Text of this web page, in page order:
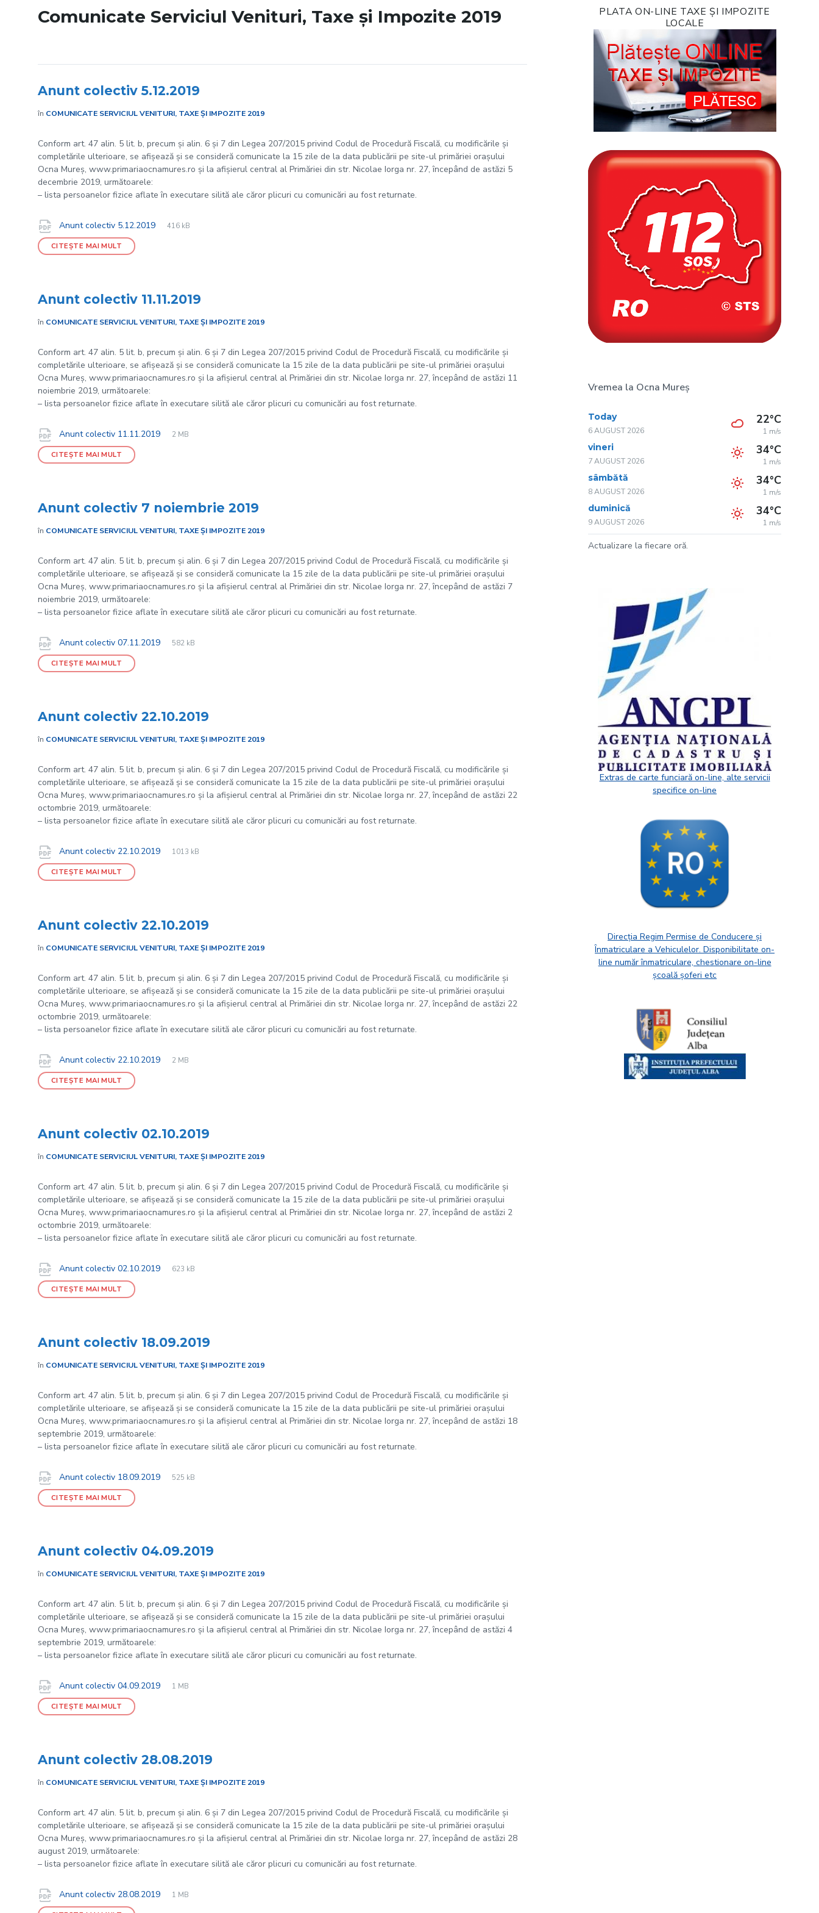
Comunicate Serviciul Venituri, Taxe și Impozite 2019
Anunt colectiv 5.12.2019
în COMUNICATE SERVICIUL VENITURI, TAXE ȘI IMPOZITE 2019
Conform art. 47 alin. 5 lit. b, precum și alin. 6 și 7 din Legea 207/2015 privind Codul de Procedură Fiscală, cu modificările și
completările ulterioare, se afișează și se consideră comunicate la 15 zile de la data publicării pe site-ul primăriei orașului
Ocna Mureș, www.primariaocnamures.ro și la afișierul central al Primăriei din str. Nicolae Iorga nr. 27, începând de astăzi 5
decembrie 2019, următoarele:
– lista persoanelor fizice aflate în executare silită ale căror plicuri cu comunicări au fost returnate.
Documente
Anunt colectiv 5.12.2019
File
pdf
File
416 kB
CITEȘTE MAI MULT
Anunt colectiv 11.11.2019
în COMUNICATE SERVICIUL VENITURI, TAXE ȘI IMPOZITE 2019
Conform art. 47 alin. 5 lit. b, precum și alin. 6 și 7 din Legea 207/2015 privind Codul de Procedură Fiscală, cu modificările și
completările ulterioare, se afișează și se consideră comunicate la 15 zile de la data publicării pe site-ul primăriei orașului
Ocna Mureș, www.primariaocnamures.ro și la afișierul central al Primăriei din str. Nicolae Iorga nr. 27, începând de astăzi 11
noiembrie 2019, următoarele:
– lista persoanelor fizice aflate în executare silită ale căror plicuri cu comunicări au fost returnate.
Documente
Anunt colectiv 11.11.2019
File
pdf
File
2 MB
CITEȘTE MAI MULT
Anunt colectiv 7 noiembrie 2019
în COMUNICATE SERVICIUL VENITURI, TAXE ȘI IMPOZITE 2019
Conform art. 47 alin. 5 lit. b, precum și alin. 6 și 7 din Legea 207/2015 privind Codul de Procedură Fiscală, cu modificările și
completările ulterioare, se afișează și se consideră comunicate la 15 zile de la data publicării pe site-ul primăriei orașului
Ocna Mureș, www.primariaocnamures.ro și la afișierul central al Primăriei din str. Nicolae Iorga nr. 27, începând de astăzi 7
noiembrie 2019, următoarele:
– lista persoanelor fizice aflate în executare silită ale căror plicuri cu comunicări au fost returnate.
Documente
Anunt colectiv 07.11.2019
File
pdf
File
582 kB
CITEȘTE MAI MULT
Anunt colectiv 22.10.2019
în COMUNICATE SERVICIUL VENITURI, TAXE ȘI IMPOZITE 2019
Conform art. 47 alin. 5 lit. b, precum și alin. 6 și 7 din Legea 207/2015 privind Codul de Procedură Fiscală, cu modificările și
completările ulterioare, se afișează și se consideră comunicate la 15 zile de la data publicării pe site-ul primăriei orașului
Ocna Mureș, www.primariaocnamures.ro și la afișierul central al Primăriei din str. Nicolae Iorga nr. 27, începând de astăzi 22
octombrie 2019, următoarele:
– lista persoanelor fizice aflate în executare silită ale căror plicuri cu comunicări au fost returnate.
Documente
Anunt colectiv 22.10.2019
File
pdf
File
1013 kB
CITEȘTE MAI MULT
Anunt colectiv 22.10.2019
în COMUNICATE SERVICIUL VENITURI, TAXE ȘI IMPOZITE 2019
Conform art. 47 alin. 5 lit. b, precum și alin. 6 și 7 din Legea 207/2015 privind Codul de Procedură Fiscală, cu modificările și
completările ulterioare, se afișează și se consideră comunicate la 15 zile de la data publicării pe site-ul primăriei orașului
Ocna Mureș, www.primariaocnamures.ro și la afișierul central al Primăriei din str. Nicolae Iorga nr. 27, începând de astăzi 22
octombrie 2019, următoarele:
– lista persoanelor fizice aflate în executare silită ale căror plicuri cu comunicări au fost returnate.
Documente
Anunt colectiv 22.10.2019
File
pdf
File
2 MB
CITEȘTE MAI MULT
Anunt colectiv 02.10.2019
în COMUNICATE SERVICIUL VENITURI, TAXE ȘI IMPOZITE 2019
Conform art. 47 alin. 5 lit. b, precum și alin. 6 și 7 din Legea 207/2015 privind Codul de Procedură Fiscală, cu modificările și
completările ulterioare, se afișează și se consideră comunicate la 15 zile de la data publicării pe site-ul primăriei orașului
Ocna Mureș, www.primariaocnamures.ro și la afișierul central al Primăriei din str. Nicolae Iorga nr. 27, începând de astăzi 2
octombrie 2019, următoarele:
– lista persoanelor fizice aflate în executare silită ale căror plicuri cu comunicări au fost returnate.
Documente
Anunt colectiv 02.10.2019
File
pdf
File
623 kB
CITEȘTE MAI MULT
Anunt colectiv 18.09.2019
în COMUNICATE SERVICIUL VENITURI, TAXE ȘI IMPOZITE 2019
Conform art. 47 alin. 5 lit. b, precum și alin. 6 și 7 din Legea 207/2015 privind Codul de Procedură Fiscală, cu modificările și
completările ulterioare, se afișează și se consideră comunicate la 15 zile de la data publicării pe site-ul primăriei orașului
Ocna Mureș, www.primariaocnamures.ro și la afișierul central al Primăriei din str. Nicolae Iorga nr. 27, începând de astăzi 18
septembrie 2019, următoarele:
– lista persoanelor fizice aflate în executare silită ale căror plicuri cu comunicări au fost returnate.
Documente
Anunt colectiv 18.09.2019
File
pdf
File
525 kB
CITEȘTE MAI MULT
Anunt colectiv 04.09.2019
în COMUNICATE SERVICIUL VENITURI, TAXE ȘI IMPOZITE 2019
Conform art. 47 alin. 5 lit. b, precum și alin. 6 și 7 din Legea 207/2015 privind Codul de Procedură Fiscală, cu modificările și
completările ulterioare, se afișează și se consideră comunicate la 15 zile de la data publicării pe site-ul primăriei orașului
Ocna Mureș, www.primariaocnamures.ro și la afișierul central al Primăriei din str. Nicolae Iorga nr. 27, începând de astăzi 4
septembrie 2019, următoarele:
– lista persoanelor fizice aflate în executare silită ale căror plicuri cu comunicări au fost returnate.
Documente
Anunt colectiv 04.09.2019
File
pdf
File
1 MB
CITEȘTE MAI MULT
Anunt colectiv 28.08.2019
în COMUNICATE SERVICIUL VENITURI, TAXE ȘI IMPOZITE 2019
Conform art. 47 alin. 5 lit. b, precum și alin. 6 și 7 din Legea 207/2015 privind Codul de Procedură Fiscală, cu modificările și
completările ulterioare, se afișează și se consideră comunicate la 15 zile de la data publicării pe site-ul primăriei orașului
Ocna Mureș, www.primariaocnamures.ro și la afișierul central al Primăriei din str. Nicolae Iorga nr. 27, începând de astăzi 28
august 2019, următoarele:
– lista persoanelor fizice aflate în executare silită ale căror plicuri cu comunicări au fost returnate.
Documente
Anunt colectiv 28.08.2019
File
pdf
File
1 MB
PLATA ON-LINE TAXE ȘI IMPOZITE
LOCALE
Vremea la Ocna Mureș
Today
6 AUGUST 2026
22°C
1 m/s
vineri
7 AUGUST 2026
34°C
1 m/s
sâmbătă
8 AUGUST 2026
34°C
1 m/s
duminică
9 AUGUST 2026
34°C
1 m/s
Actualizare la fiecare oră.
Extras de carte funciară on-line, alte servicii
specifice on-line
Direcția Regim Permise de Conducere și
Înmatriculare a Vehiculelor. Disponibilitate on-
line număr înmatriculare, chestionare on-line
școală șoferi etc